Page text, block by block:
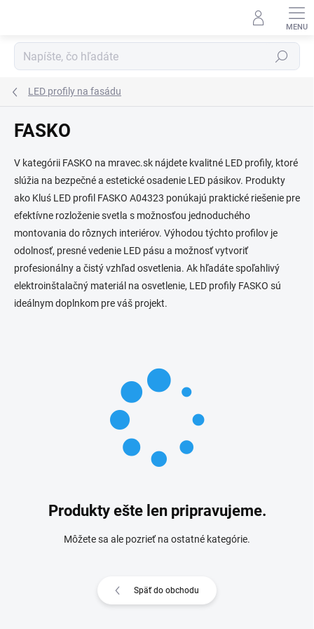
Hľadať
LED profily na fasádu
FASKO
V kategórii FASKO na mravec.sk nájdete kvalitné LED profily, ktoré
slúžia na bezpečné a estetické osadenie LED pásikov. Produkty
ako Kluś LED profil FASKO A04323 ponúkajú praktické riešenie pre
efektívne rozloženie svetla s možnosťou jednoduchého
montovania do rôznych interiérov. Výhodou týchto profilov je
odolnosť, presné vedenie LED pásu a možnosť vytvoriť
profesionálny a čistý vzhľad osvetlenia. Ak hľadáte spoľahlivý
elektroinštalačný materiál na osvetlenie, LED profily FASKO sú
ideálnym doplnkom pre váš projekt.
Produkty ešte len pripravujeme.
Môžete sa ale pozrieť na ostatné kategórie.
Späť do obchodu